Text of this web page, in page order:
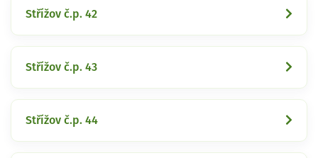
Střížov č.p. 42
Střížov č.p. 43
Střížov č.p. 44